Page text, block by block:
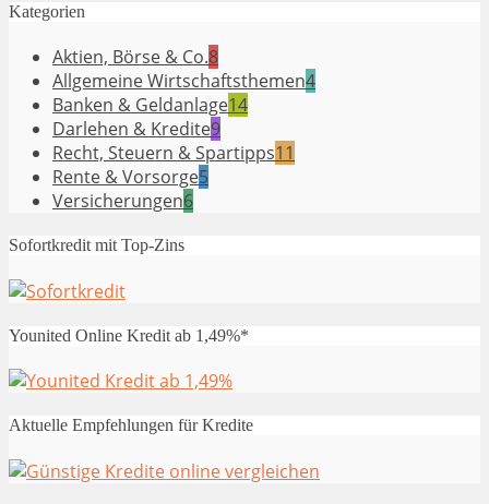
Kategorien
Aktien, Börse & Co.8
Allgemeine Wirtschaftsthemen4
Banken & Geldanlage14
Darlehen & Kredite9
Recht, Steuern & Spartipps11
Rente & Vorsorge5
Versicherungen6
Sofortkredit mit Top-Zins
Younited Online Kredit ab 1,49%*
Aktuelle Empfehlungen für Kredite